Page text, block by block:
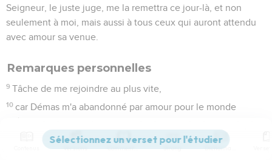
Seigneur, le juste juge, me la remettra ce jour-là, et non
seulement à moi, mais aussi à tous ceux qui auront attendu
avec amour sa venue.
Remarques personnelles
9 Tâche de me rejoindre au plus vite,
10 car Démas m'a abandonné par amour pour le monde
présent et il est parti pour Thessalonique, tandis que
Crescens est allé en Galatie et Tite en Dalmatie.
Versions Commentaires Strong